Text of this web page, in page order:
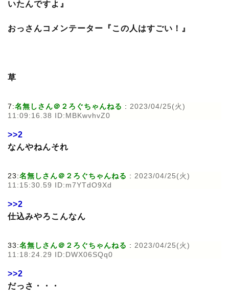
いたんですよ』
おっさんコメンテーター『この人はすごい！』
草
7:名無しさん＠２ろぐちゃんねる : 2023/04/25(火)
11:09:16.38 ID:MBKwvhvZ0
>>2
なんやねんそれ
23:名無しさん＠２ろぐちゃんねる : 2023/04/25(火)
11:15:30.59 ID:m7YTdO9Xd
>>2
仕込みやろこんなん
33:名無しさん＠２ろぐちゃんねる : 2023/04/25(火)
11:18:24.29 ID:DWX06SQq0
>>2
だっさ・・・